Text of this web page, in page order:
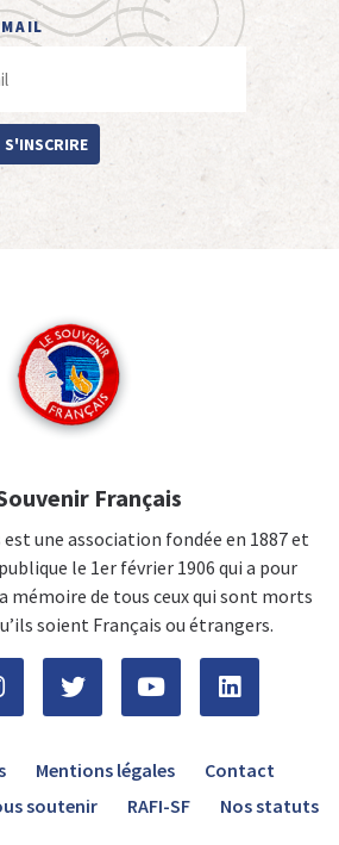
S'INSCRIRE
Français
est une association fondée en 1887 et
le 1er février 1906 qui a pour
mémoire de tous ceux qui sont morts
soient Français ou étrangers.
Mentions légales
Contact
soutenir RAFI-SF Nos statuts